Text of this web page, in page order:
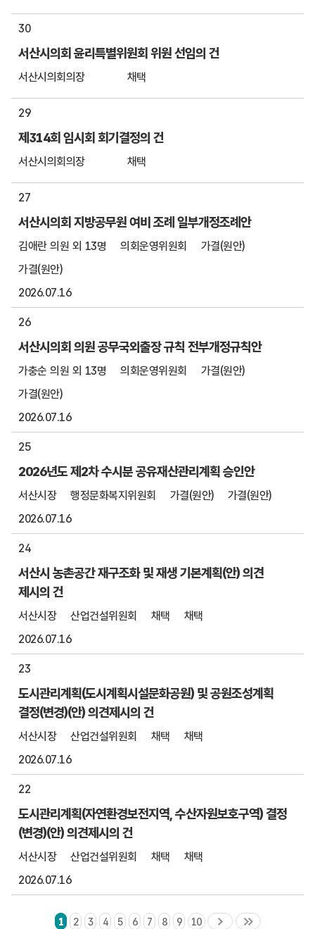
30
서산시의회 윤리특별위원회 위원 선임의 건
서산시의회의장 채택
29
제314회 임시회 회기결정의 건
서산시의회의장 채택
27
서산시의회 지방공무원 여비 조례 일부개정조례안
김애란 의원 외 13명 의회운영위원회
가결(원안)
가결(원안)
2026.07.16
26
서산시의회 의원 공무국외출장 규칙 전부개정규칙안
가충순 의원 외 13명 의회운영위원회
가결(원안)
가결(원안)
2026.07.16
25
2026년도 제2차 수시분 공유재산관리계획 승인안
서산시장 행정문화복지위원회 가결(원안)
가결(원안)
2026.07.16
24
서산시 농촌공간 재구조화 및 재생 기본계획(안) 의견
제시의 건
서산시장 산업건설위원회 채택
채택
2026.07.16
23
도시관리계획(도시계획시설문화공원) 및 공원조성계획
결정(변경)(안) 의견제시의 건
서산시장 산업건설위원회 채택
채택
2026.07.16
22
도시관리계획(자연환경보전지역, 수산자원보호구역) 결정
(변경)(안) 의견제시의 건
서산시장 산업건설위원회 채택
채택
2026.07.16
1 2 3 4 5 6 7 8 9 10